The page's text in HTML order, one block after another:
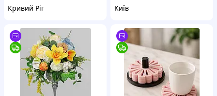
Кривий Ріг
Київ